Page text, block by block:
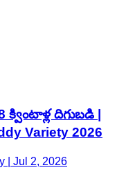
దిగుబడి |
Variety 2026
| Jul 2, 2026